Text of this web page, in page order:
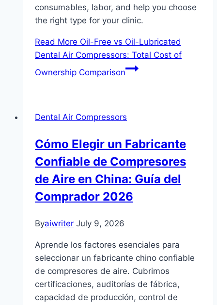
consumables, labor, and help you choose
the right type for your clinic.
Read More Oil-Free vs Oil-Lubricated
Dental Air Compressors: Total Cost of
Ownership Comparison
Dental Air Compressors
Cómo Elegir un Fabricante
Confiable de Compresores
de Aire en China: Guía del
Comprador 2026
Byaiwriter July 9, 2026
Aprende los factores esenciales para
seleccionar un fabricante chino confiable
de compresores de aire. Cubrimos
certificaciones, auditorías de fábrica,
capacidad de producción, control de